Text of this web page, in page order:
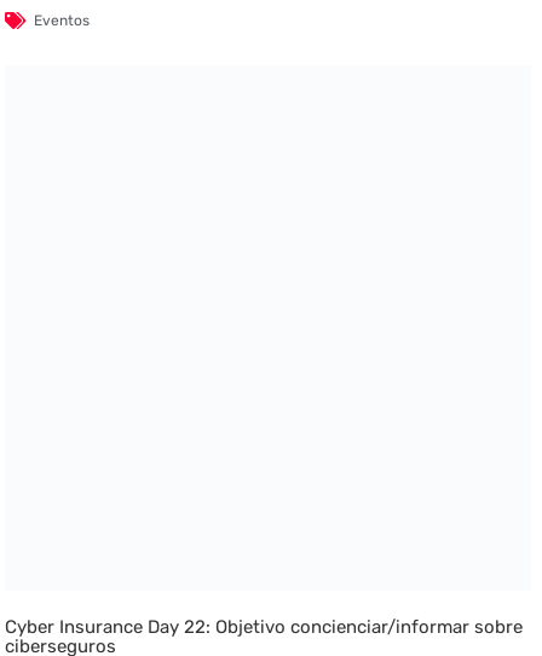
Eventos
Cyber Insurance Day 22: Objetivo concienciar/informar sobre
ciberseguros